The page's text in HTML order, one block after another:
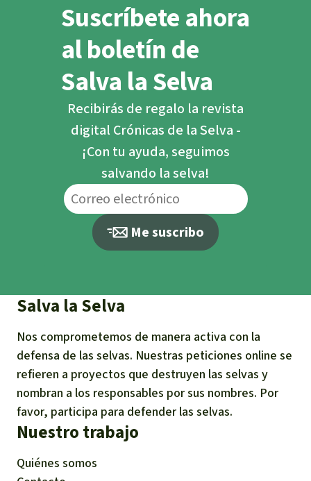
Suscríbete ahora
al boletín de
Salva la Selva
Recibirás de regalo la revista
digital Crónicas de la Selva -
¡Con tu ayuda, seguimos
salvando la selva!
Me suscribo
Salva la Selva
Nos comprometemos de manera activa con la
defensa de las selvas. Nuestras peticiones online se
refieren a proyectos que destruyen las selvas y
nombran a los responsables por sus nombres. Por
favor, participa para defender las selvas.
Nuestro trabajo
Quiénes somos